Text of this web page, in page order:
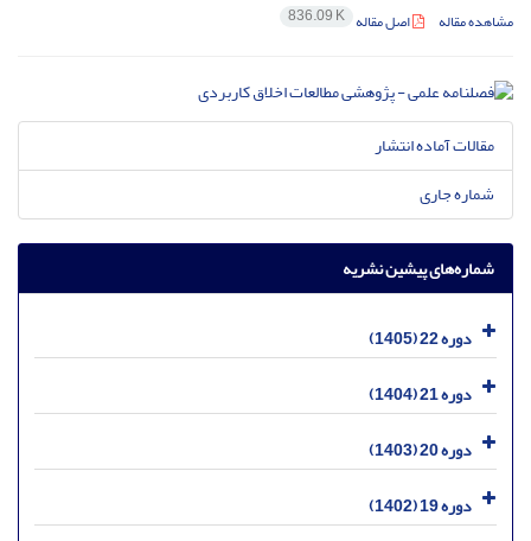
مشاهده مقاله اصل مقاله 836.09 K
مقالات آماده انتشار
شماره جاری
شماره‌های پیشین نشریه
دوره 22 (1405)
دوره 21 (1404)
دوره 20 (1403)
دوره 19 (1402)